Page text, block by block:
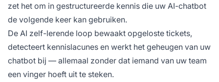
zet het om in gestructureerde kennis die uw AI-chatbot
de volgende keer kan gebruiken.
De AI zelf-lerende loop bewaakt opgeloste tickets,
detecteert kennislacunes en werkt het geheugen van uw
chatbot bij — allemaal zonder dat iemand van uw team
een vinger hoeft uit te steken.